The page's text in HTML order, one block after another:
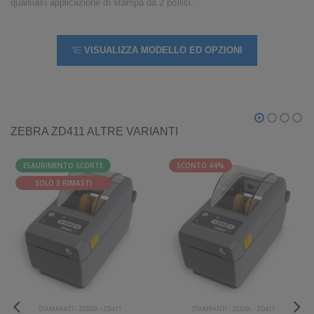
qualsiasi applicazione di stampa da 2 pollici.
VISUALIZZA MODELLO ED OPZIONI
ZEBRA ZD411 ALTRE VARIANTI
ESAURIMENTO SCORTE
SOLO 3 RIMASTI
STAMPANTI - ZEBRA - ZD411
SCONTO 44%
STAMPANTI - ZEBRA - ZD411